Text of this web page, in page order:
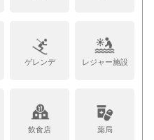
ゲレンデ レジャー施設
飲食店 薬局